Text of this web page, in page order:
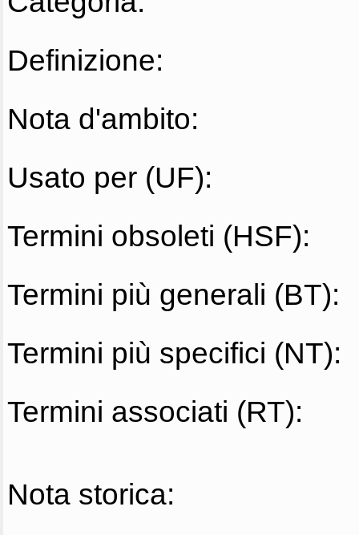
Definizione:
Nota d'ambito:
Usato per (UF):
Termini obsoleti (HSF):
Termini più generali (BT):
Termini più specifici (NT):
Termini associati (RT):
Nota storica: